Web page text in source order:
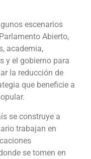
escenarios
Abierto,
academia,
y el gobierno para
la reducción de
que beneficie a
se construye a
trabajan en
se tomen en